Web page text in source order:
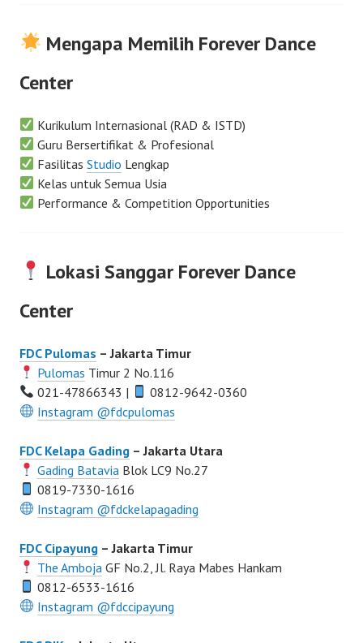
Mengapa Memilih Forever Dance
Center
Kurikulum Internasional (RAD & ISTD)
Guru Bersertifikat & Profesional
FasilitasStudio Lengkap
Kelas untuk Semua Usia
Performance & Competition Opportunities
Lokasi Sanggar Forever Dance
Center
FDC Pulomas – Jakarta Timur
Pulomas Timur 2 No.116
021-47866343 |
0812-9642-0360
Instagram @fdcpulomas
FDC Kelapa Gading – Jakarta Utara
Gading Batavia Blok LC9 No.27
0819-7330-1616
Instagram @fdckelapagading
FDC Cipayung – Jakarta Timur
The Amboja GF No.2, Jl. Raya Mabes Hankam
0812-6533-1616
Instagram @fdccipayung